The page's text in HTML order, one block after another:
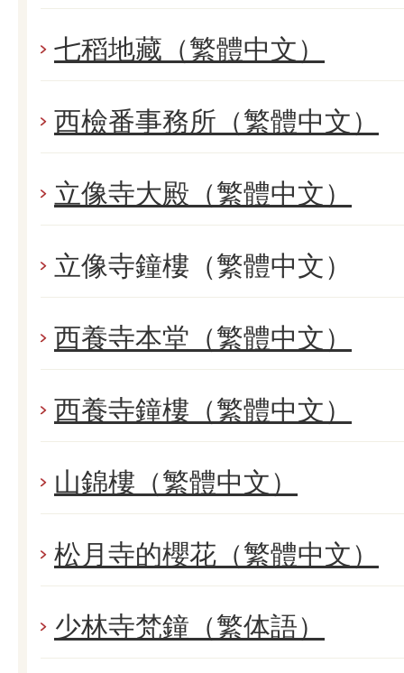
七稻地藏（繁體中文）
西檢番事務所（繁體中文）
立像寺大殿（繁體中文）
立像寺鐘樓（繁體中文）
西養寺本堂（繁體中文）
西養寺鐘樓（繁體中文）
山錦樓（繁體中文）
松月寺的櫻花（繁體中文）
少林寺梵鐘（繁体語）